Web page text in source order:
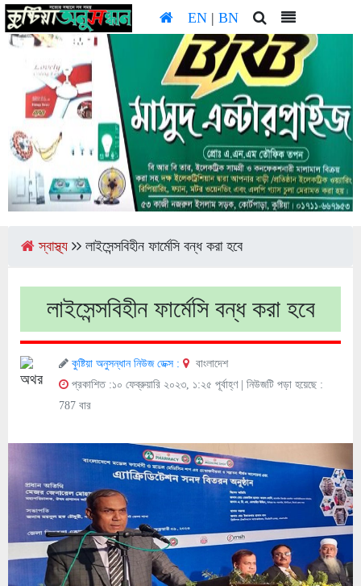
EN |BN
স্বাস্থ্য লাইসেন্সবিহীন ফার্মেসি বন্ধ করা হবে
লাইসেন্সবিহীন ফার্মেসি বন্ধ করা হবে
কুষ্টিয়া অনুসন্ধান নিউজ ডেক্স :
বাংলাদেশ
প্রকাশিত :১০ ফেব্রুয়ারি ২০২৩, ১:২৫ পূর্বাহ্ণ
| নিউজটি পড়া হয়েছে :
787 বার